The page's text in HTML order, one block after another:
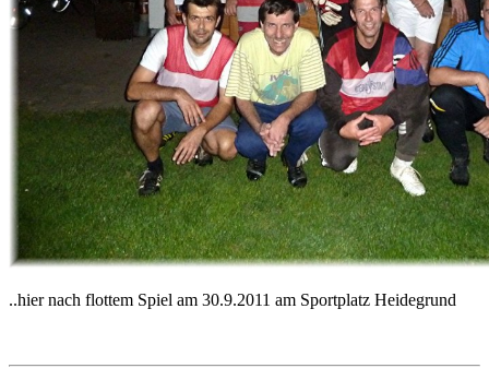
..hier nach flottem Spiel am 30.9.2011 am Sportplatz Heidegrund